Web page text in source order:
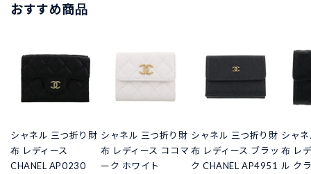
おすすめ商品
シャネル 三つ折り財
布 レディース
CHANEL AP0230
シャネル 三つ折り財
布 レディース ココマ
ーク ホワイト
シャネル 三つ折り財
布 レディース ブラッ
ク CHANEL AP4951
シャ
布 レ
ル ク